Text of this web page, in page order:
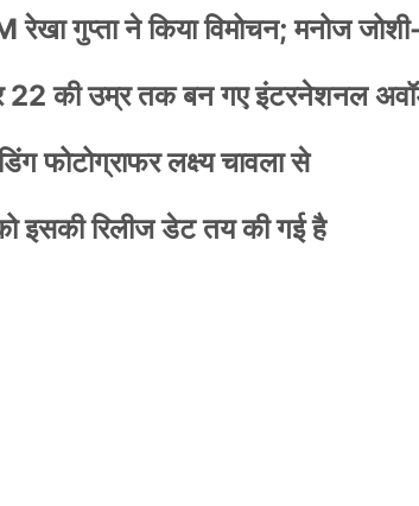
रेखा गुप्ता ने किया विमोचन; मनोज
की उम्र तक बन गए इंटरनेशनल
फोटोग्राफर लक्ष्य चावला से
इसकी रिलीज डेट तय की गई है